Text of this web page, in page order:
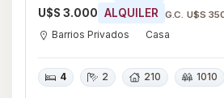
U$S 3.000 ALQUILER G.C. U$S
Barrios Privados Casa
4 2 210 1010